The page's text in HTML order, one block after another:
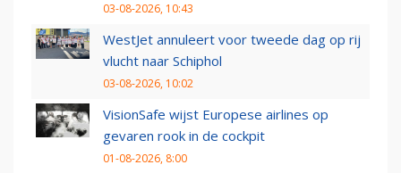
03-08-2026, 10:43
WestJet annuleert voor tweede dag op rij
vlucht naar Schiphol
03-08-2026, 10:02
VisionSafe wijst Europese airlines op
gevaren rook in de cockpit
01-08-2026, 8:00